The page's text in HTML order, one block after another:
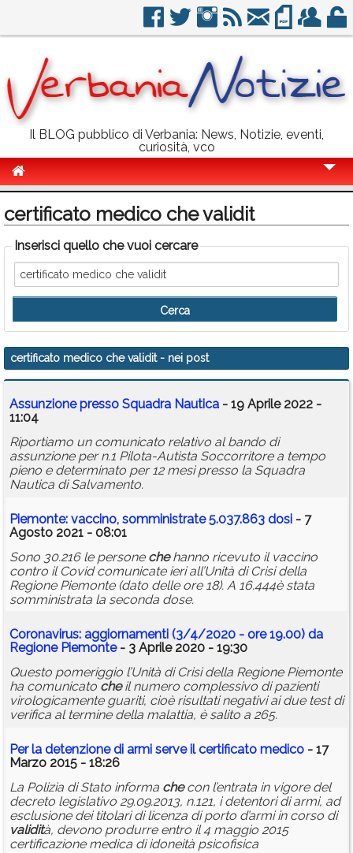
Il BLOG pubblico di Verbania: News, Notizie, eventi,
curiosità, vco
Politica
Sport
Eventi
Info Utili
Rubriche
Calendario
Annunci
certificato medico che validit
Inserisci quello che vuoi cercare
certificato medico che validit- nei post
Assunzione presso Squadra Nautica - 19 Aprile 2022 -
11:04
Riportiamo un comunicato relativo al bando di
assunzione per n.1 Pilota-Autista Soccorritore a tempo
pieno e determinato per 12 mesi presso la Squadra
Nautica di Salvamento.
Piemonte: vaccino, somministrate 5.037.863 dosi - 7
Agosto 2021 - 08:01
Sono 30.216 le persone chehanno ricevuto il vaccino
contro il Covid comunicate ieri all’Unità di Crisi della
Regione Piemonte (dato delle ore 18). A 16.444è stata
somministrata la seconda dose.
Coronavirus: aggiornamenti (3/4/2020 - ore 19.00) da
Regione Piemonte- 3 Aprile 2020 - 19:30
Questo pomeriggio l’Unità di Crisi della Regione Piemonte
ha comunicato cheil numero complessivo di pazienti
virologicamente guariti, cioè risultati negativi ai due test di
verifica al termine della malattia, è salito a 265.
Per la detenzione di armi serve ilcertificato medico - 17
Marzo 2015 - 18:26
La Polizia di Stato informa checon l’entrata in vigore del
decreto legislativo 29.09.2013, n.121, i detentori di armi, ad
esclusione dei titolari di licenza di porto d’armi in corso di
validità, devono produrre entro il 4 maggio 2015
certificazione medica di idoneità psicofisica